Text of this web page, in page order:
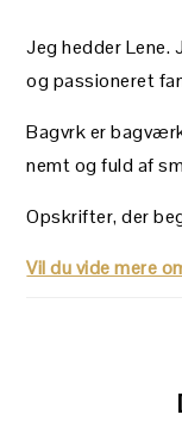
Jeg hedder
og passioneret
Bagvrk er
nemt og fuld af
Opskrifter, der
Vil du vide mere